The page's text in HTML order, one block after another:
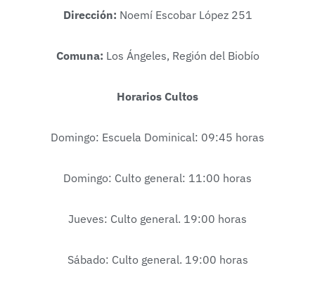
Dirección: Noemí Escobar López 251
Comuna: Los Ángeles, Región del Biobío
Horarios Cultos
Domingo: Escuela Dominical: 09:45 horas
Domingo: Culto general: 11:00 horas
Jueves: Culto general. 19:00 horas
Sábado: Culto general. 19:00 horas